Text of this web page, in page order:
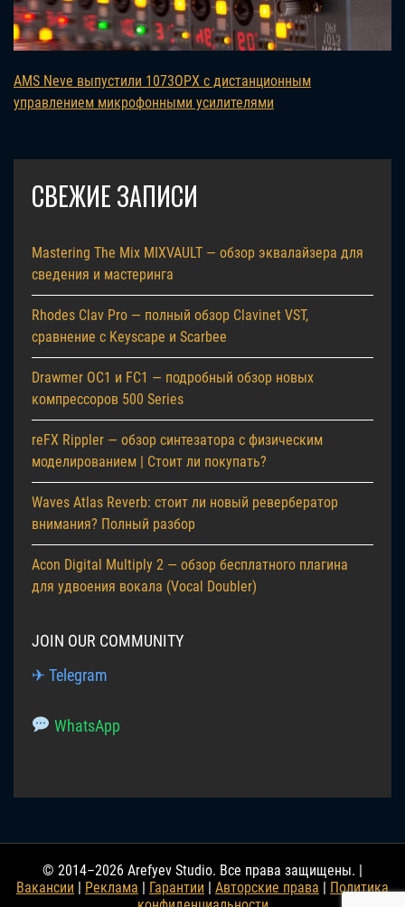
AMS Neve выпустили 1073OPX с дистанционным
управлением микрофонными усилителями
СВЕЖИЕ ЗАПИСИ
Mastering The Mix MIXVAULT — обзор эквалайзера для
сведения и мастеринга
Rhodes Clav Pro — полный обзор Clavinet VST,
сравнение с Keyscape и Scarbee
Drawmer OC1 и FC1 — подробный обзор новых
компрессоров 500 Series
reFX Rippler — обзор синтезатора с физическим
моделированием | Стоит ли покупать?
Waves Atlas Reverb: стоит ли новый ревербератор
внимания? Полный разбор
Acon Digital Multiply 2 — обзор бесплатного плагина
для удвоения вокала (Vocal Doubler)
JOIN OUR COMMUNITY
✈ Telegram
WhatsApp
© 2014–2026 Arefyev Studio. Все права защищены. |
Вакансии | Реклама | Гарантии | Авторские права | Политика